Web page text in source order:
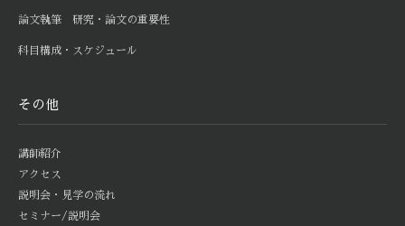
論文執筆 研究・論文の重要性
科目構成・スケジュール
その他
講師紹介
アクセス
説明会・見学の流れ
セミナー/説明会